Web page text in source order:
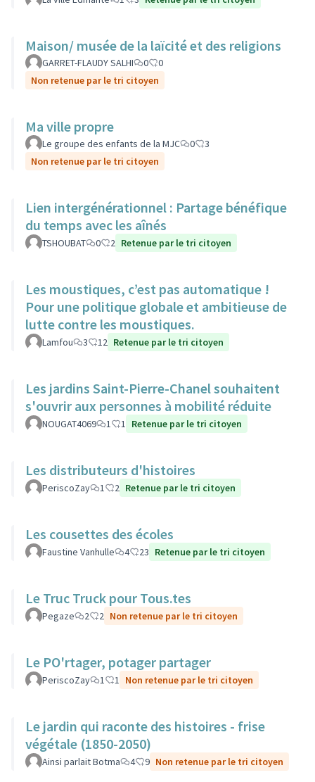
Maison/ musée de la laïcité et des religions
GARRET-FLAUDY SALHI 0
0
Non retenue par le tri citoyen
Ma ville propre
Le groupe des enfants de la MJC 0
3
Non retenue par le tri citoyen
Lien intergénérationnel : Partage bénéfique
du temps avec les aînés
TSHOUBAT 0 2 Retenue par le tri citoyen
Les moustiques, c’est pas automatique !
Pour une politique globale et ambitieuse de
lutte contre les moustiques.
Lamfou 3 12 Retenue par le tri citoyen
Les jardins Saint-Pierre-Chanel souhaitent
s'ouvrir aux personnes à mobilité réduite
NOUGAT4069 1 1 Retenue par le tri citoyen
Les distributeurs d'histoires
PeriscoZay 1 2 Retenue par le tri citoyen
Les cousettes des écoles
Faustine Vanhulle 4 23 Retenue par le tri citoyen
Le Truc Truck pour Tous.tes
Pegaze 2 2 Non retenue par le tri citoyen
Le PO'rtager, potager partager
PeriscoZay 1 1 Non retenue par le tri citoyen
Le jardin qui raconte des histoires - frise
végétale (1850-2050)
Ainsi parlait Botma 4 9 Non retenue par le tri citoyen